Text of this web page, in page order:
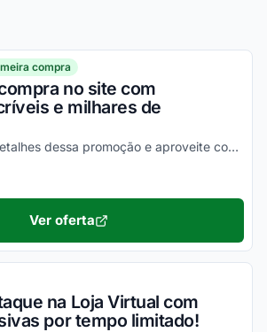
compra
no site com
e milhares de
Confira todos os detalhes dessa promoção e aproveite com as melhores vantagens possíveis!
funcionou
Ver oferta
na Loja Virtual com
por tempo limitado!